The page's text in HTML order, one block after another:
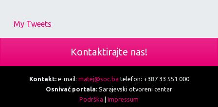
My Tweets
Kontaktirajte nas!
Kontakt:e-mail: matej@soc.ba telefon: +387 33 551 000
Osnivač portala: Sarajevski otvoreni centar
Podrška | Impressum